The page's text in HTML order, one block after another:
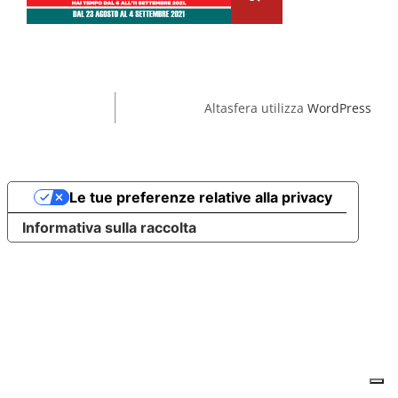
Altasfera utilizza WordPress
Informativa sulla raccolta
Le tue preferenze relative alla privacy